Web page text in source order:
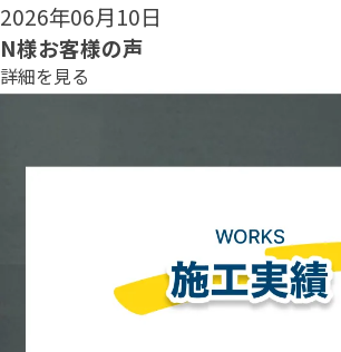
2026年06月08日
N様お客様の声
詳細を見る